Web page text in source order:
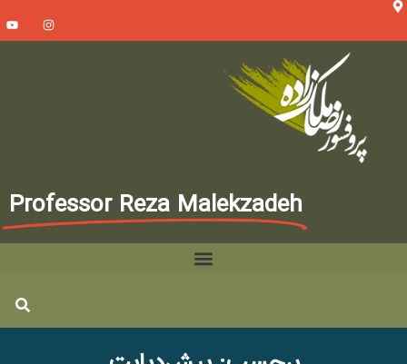
Professor Reza Malekzadeh